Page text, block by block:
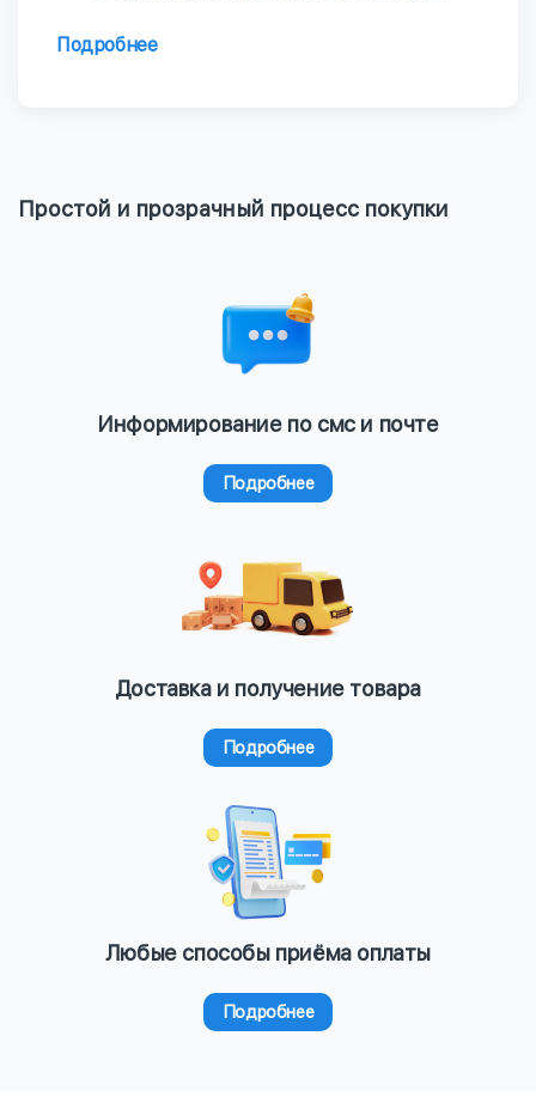
Подробнее
Простой и прозрачный процесс покупки
Информирование по смс и почте
Подробнее
Доставка и получение товара
Подробнее
Любые способы приёма оплаты
Подробнее